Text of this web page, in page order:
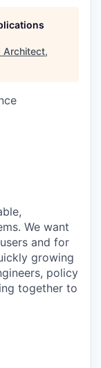
Architect,
We want
and for
growing
policy
together to